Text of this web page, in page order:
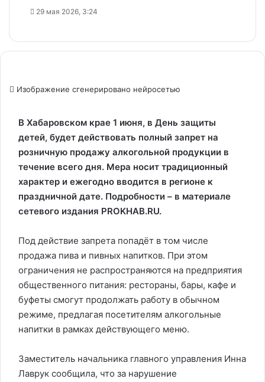
29 мая 2026, 3:24
Изображение сгенерировано нейросетью
В Хабаровском крае 1 июня, в День защиты
детей, будет действовать полный запрет на
розничную продажу алкогольной продукции в
течение всего дня. Мера носит традиционный
характер и ежегодно вводится в регионе к
праздничной дате. Подробности – в материале
сетевого издания PROKHAB.RU.
Под действие запрета попадёт в том числе
продажа пива и пивных напитков. При этом
ограничения не распространяются на предприятия
общественного питания: рестораны, бары, кафе и
буфеты смогут продолжать работу в обычном
режиме, предлагая посетителям алкогольные
напитки в рамках действующего меню.
Заместитель начальника главного управления Инна
Лаврук сообщила, что за нарушение